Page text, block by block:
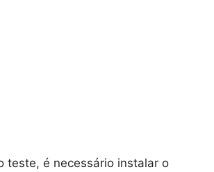
teste, é necessário instalar o